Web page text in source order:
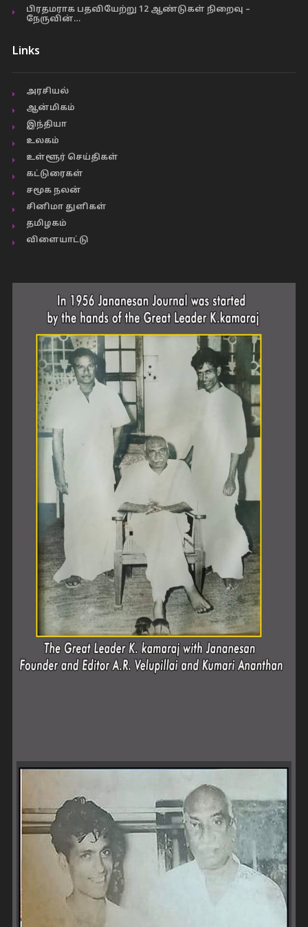
பிரதமராக பதவியேற்று 12 ஆண்டுகள் நிறைவு –
நேருவின்…
Links
அரசியல்
ஆன்மிகம்
இந்தியா
உலகம்
உள்ளூர் செய்திகள்
கட்டுரைகள்
சமூக நலன்
சினிமா துளிகள்
தமிழகம்
விளையாட்டு